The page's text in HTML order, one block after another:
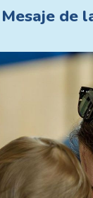
Mesaje de